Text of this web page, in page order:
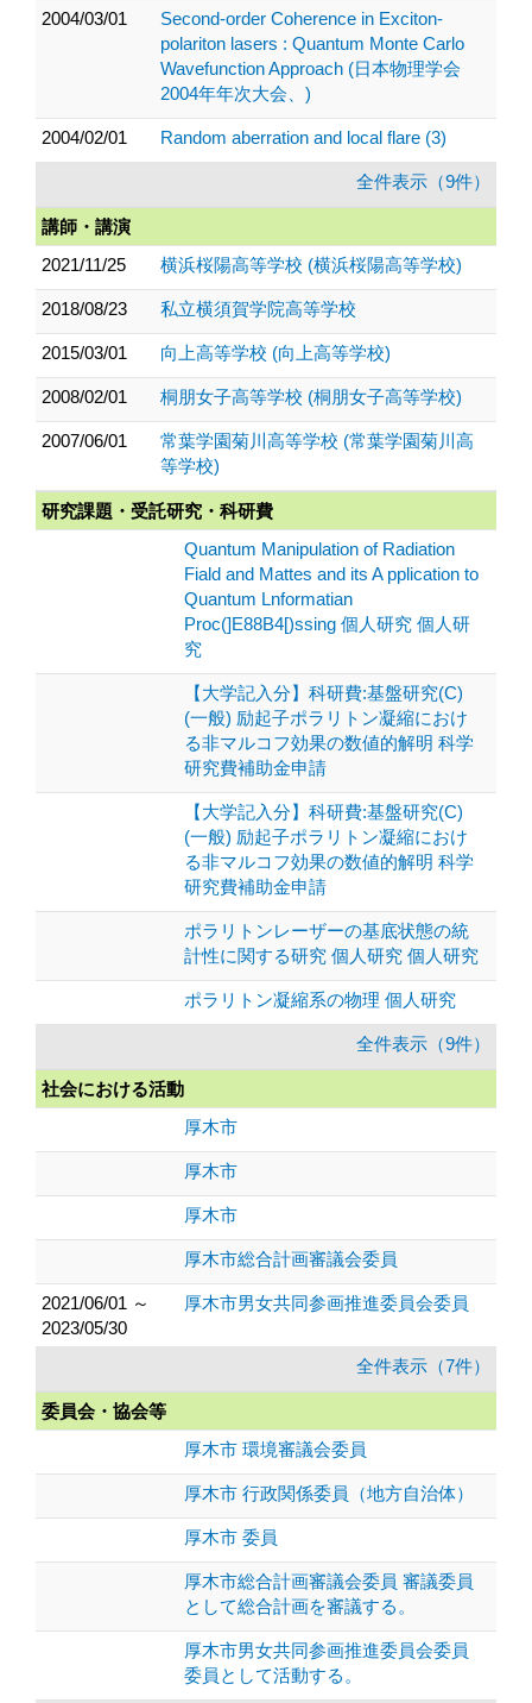
2004/03/01
Second-order Coherence in Exciton-
polariton lasers : Quantum Monte Carlo
Wavefunction Approach (日本物理学会
2004年年次大会、)
2004/02/01 Random aberration and local flare (3)
全件表示（9件）
講師・講演
2021/11/25
横浜桜陽高等学校 (横浜桜陽高等学校)
2018/08/23 私立横須賀学院高等学校
2015/03/01 向上高等学校 (向上高等学校)
2008/02/01 桐朋女子高等学校 (桐朋女子高等学校)
2007/06/01
常葉学園菊川高等学校 (常葉学園菊川高
等学校)
研究課題・受託研究・科研費
Quantum Manipulation of Radiation
Fiald and Mattes and its A pplication to
Quantum Lnformatian
Proc(]E88B4[)ssing 個人研究 個人研
究
【大学記入分】科研費:基盤研究(C)
(一般) 励起子ポラリトン凝縮におけ
る非マルコフ効果の数値的解明 科学
研究費補助金申請
【大学記入分】科研費:基盤研究(C)
(一般) 励起子ポラリトン凝縮におけ
る非マルコフ効果の数値的解明 科学
研究費補助金申請
ポラリトンレーザーの基底状態の統
計性に関する研究 個人研究 個人研究
ポラリトン凝縮系の物理 個人研究
全件表示（9件）
社会における活動
厚木市
厚木市
厚木市
厚木市総合計画審議会委員
2021/06/01 ～
2023/05/30
厚木市男女共同参画推進委員会委員
全件表示（7件）
委員会・協会等
厚木市 環境審議会委員
厚木市 行政関係委員（地方自治体）
厚木市 委員
厚木市総合計画審議会委員 審議委員
として総合計画を審議する。
厚木市男女共同参画推進委員会委員
委員として活動する。